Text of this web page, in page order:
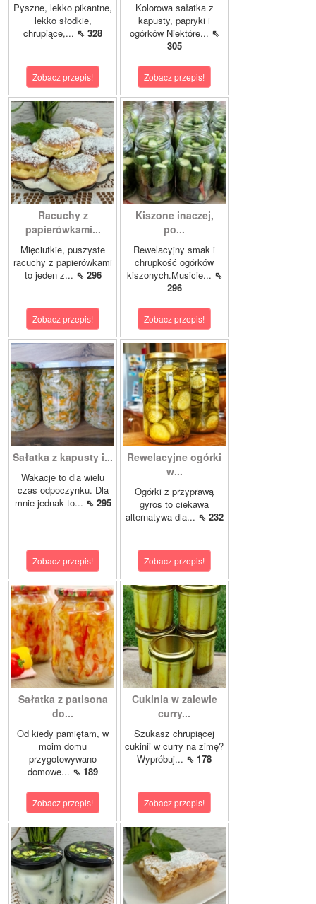
Pyszne, lekko pikantne,
lekko słodkie,
chrupiące,... ⇖ 328
Zobacz przepis!
Kolorowa sałatka z
kapusty, papryki i
ogórków Niektóre... ⇖
305
Zobacz przepis!
Racuchy z
papierówkami...
Mięciutkie, puszyste
racuchy z papierówkami
to jeden z... ⇖ 296
Zobacz przepis!
Kiszone inaczej,
po...
Rewelacyjny smak i
chrupkość ogórków
kiszonych.Musicie... ⇖
296
Zobacz przepis!
Sałatka z kapusty i...
Wakacje to dla wielu
czas odpoczynku. Dla
mnie jednak to... ⇖ 295
Zobacz przepis!
Rewelacyjne ogórki
w...
Ogórki z przyprawą
gyros to ciekawa
alternatywa dla... ⇖ 232
Zobacz przepis!
Sałatka z patisona
do...
Od kiedy pamiętam, w
moim domu
przygotowywano
domowe... ⇖ 189
Zobacz przepis!
Cukinia w zalewie
curry...
Szukasz chrupiącej
cukinii w curry na zimę?
Wypróbuj... ⇖ 178
Zobacz przepis!